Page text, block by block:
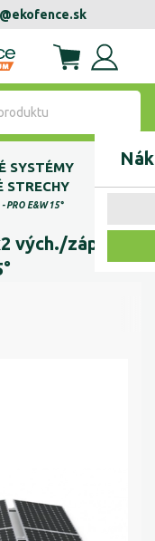
SYSTÉMY
STRECHY
PRO E&W 15°
vých./záp. -